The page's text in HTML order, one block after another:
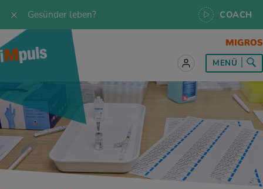
Gesünder leben? COACH
zum Thema Ernährung
zum Thema Bewegung
& Jogging
zum Thema Entspannung
im Alltag
zum Thema Medizin
im Alltag
zum Thema Services
Test & Quizze
MENÜ